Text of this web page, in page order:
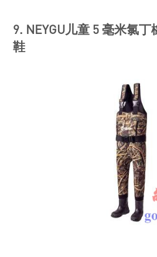
9. NEYGU儿童 5 毫米氯
鞋